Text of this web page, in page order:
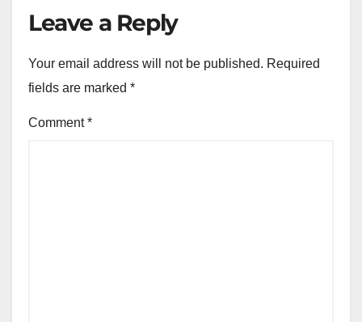
Leave a Reply
Your email address will not be published. Required
fields are marked *
Comment*